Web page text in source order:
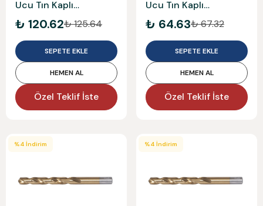
Ucu Tın Kaplı
Mam338T080
₺ 120.62₺ 125.64
SEPETE EKLE
HEMEN AL
Özel Teklif İste
Ucu Tın Kaplı
Mam338T060
₺ 64.63₺ 67.32
SEPETE EKLE
HEMEN AL
Özel Teklif İste
%4 İndirim %4 İndirim